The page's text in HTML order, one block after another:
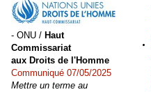
- ONU / Haut
Commissariat
aux Droits de l'Homme
Communiqué 07/05/2025
Mettre un terme au